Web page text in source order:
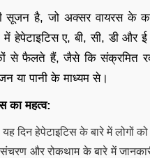
सूजन है, जो अक्सर वायरस के
हेपेटाइटिस ए, बी, सी, डी और
से फैलते हैं, जैसे कि संक्रमित
या पानी के माध्यम से।
का महत्व:
यह दिन हेपेटाइटिस के बारे में लोगों
और रोकथाम के बारे में